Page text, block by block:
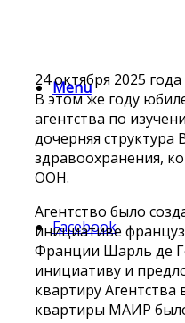
Menu
Facebook
24 октября 2025
В этом же году
агентства по
дочерняя
здравоохранения,
ООН.
Агентство было
инициативе
Франции Шарль де
инициативу и
квартиру
квартиры МАИР